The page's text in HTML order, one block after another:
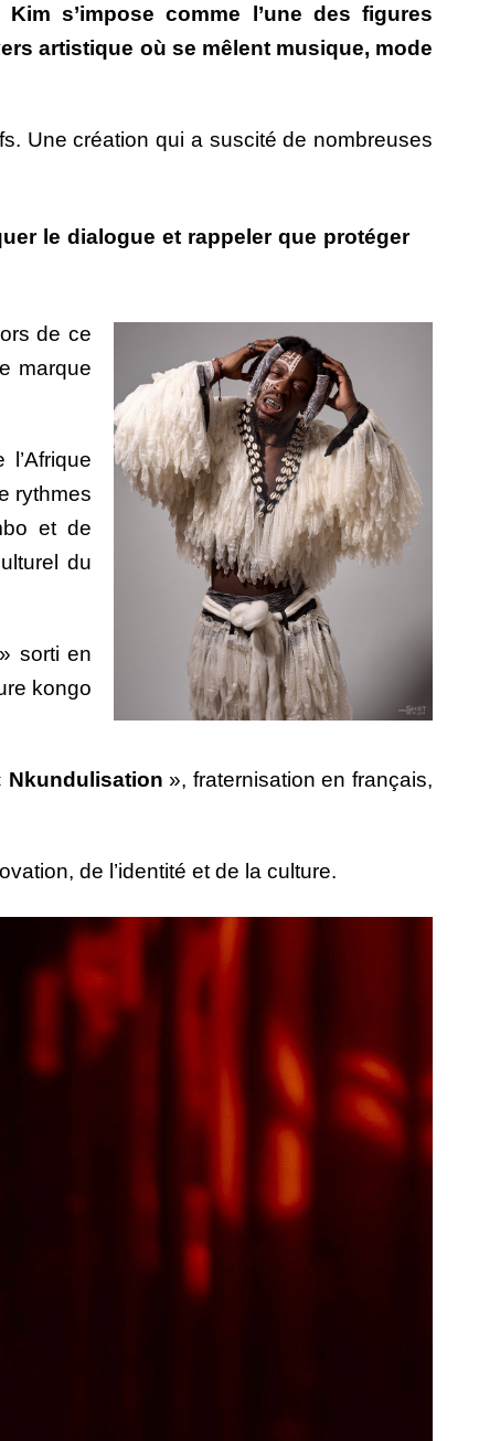
s’impose comme l’une des figures
artistique où se mêlent musique, mode
Une création qui a suscité de nombreuses
le dialogue et rappeler que protéger
de ce
marque
rythmes
et de
du
» sorti en
kongo
Nkundulisation », fraternisation en français,
de l’identité et de la culture.